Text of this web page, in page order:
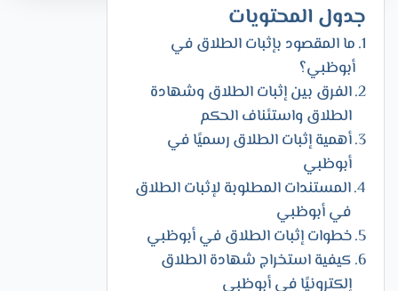
جدول المحتويات
ما المقصود بإثبات الطلاق في
أبوظبي؟
الفرق بين إثبات الطلاق وشهادة
الطلاق واستئناف الحكم
أهمية إثبات الطلاق رسميًا في
أبوظبي
المستندات المطلوبة لإثبات الطلاق
في أبوظبي
خطوات إثبات الطلاق في أبوظبي
كيفية استخراج شهادة الطلاق
إلكترونيًا في أبوظبي